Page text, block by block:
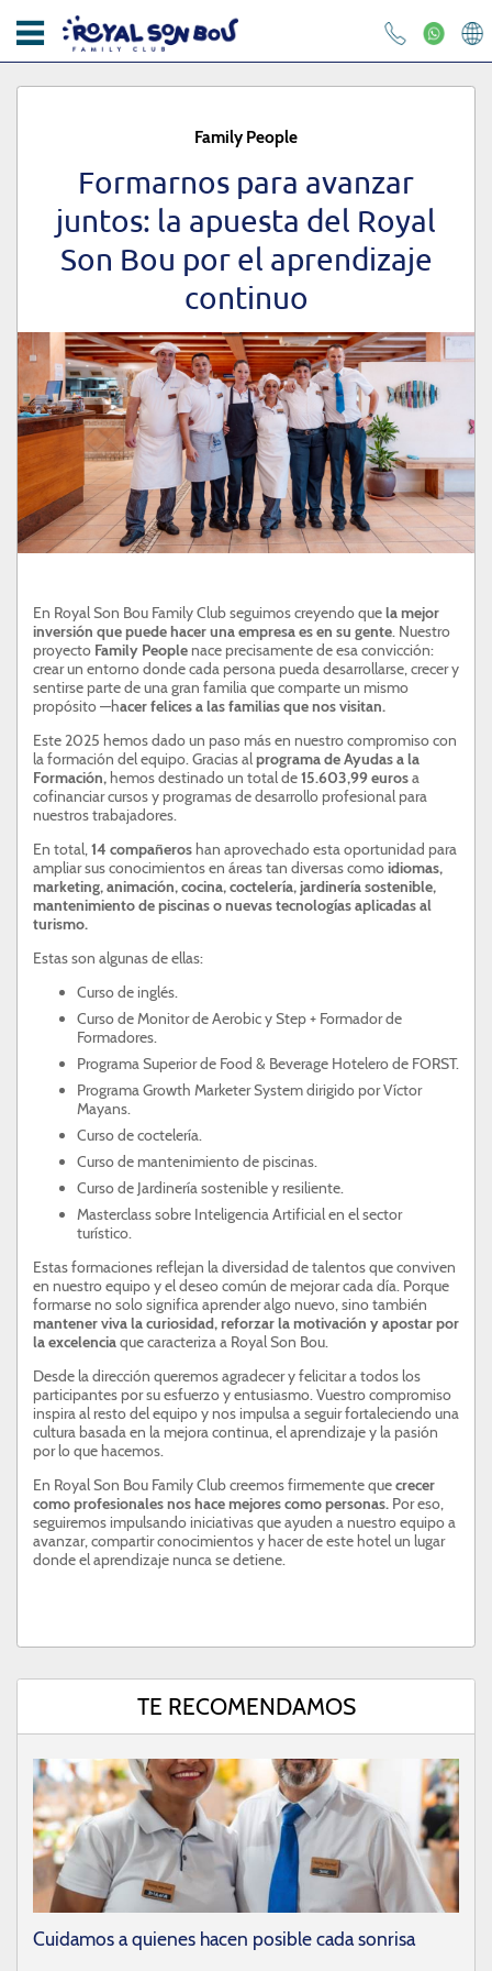
Correo electrónico
Contraseña
¿Has olvidado tu contraseña?
INICIAR SESIÓN
INICIO
ROYAL SON BOU
KIKOLAND
RESTAURANTES
FOTOS Y VÍDEOS
CONTACTO
OFERTAS
BLOG
RESPONSABILIDAD SOCIAL
ATENCIÓN AL CLIENTE
PROFESIONALES
Family People
Formarnos para avanzar
juntos: la apuesta del Royal
Son Bou por el aprendizaje
continuo
En Royal Son Bou Family Club seguimos creyendo quela mejor
inversión que puede hacer una empresa es en su gente. Nuestro
proyecto Family People nace precisamente de esa convicción:
crear un entorno donde cada persona pueda desarrollarse, crecer y
sentirse parte de una gran familia que comparte un mismo
propósito —hacer felices a las familias que nos visitan.
Este 2025 hemos dado un paso más en nuestro compromiso con
la formación del equipo. Gracias alprograma de Ayudas a la
Formación,hemos destinado un total de15.603,99 eurosa
cofinanciar cursos y programas de desarrollo profesional para
nuestros trabajadores.
En total,14 compañeroshan aprovechado esta oportunidad para
ampliar sus conocimientos en áreas tan diversas comoidiomas,
marketing, animación, cocina, coctelería, jardinería sostenible,
mantenimiento de piscinas o nuevas tecnologías aplicadas al
turismo.
Estas son algunas de ellas:
Curso de inglés.
Curso de Monitor de Aerobic y Step + Formador de
Formadores.
Programa Superior de Food & Beverage Hotelero de FORST.
Programa Growth Marketer System dirigido por Víctor
Mayans.
Curso de coctelería.
Curso de mantenimiento de piscinas.
Curso de Jardinería sostenible y resiliente.
Masterclass sobre Inteligencia Artificial en el sector
turístico.
Estas formaciones reflejan la diversidad de talentos que conviven
en nuestro equipo y el deseo común de mejorar cada día. Porque
formarse no solo significa aprender algo nuevo, sino también
mantener viva la curiosidad, reforzar la motivación y apostar por
la excelenciaque caracteriza a Royal Son Bou.
Desde la dirección queremos agradecer y felicitar a todos los
participantes por su esfuerzo y entusiasmo. Vuestro compromiso
inspira al resto del equipo y nos impulsa a seguir fortaleciendo una
cultura basada en la mejora continua, el aprendizaje y la pasión
por lo que hacemos.
En Royal Son Bou Family Club creemos firmemente quecrecer
como profesionales nos hace mejores como personas. Por eso,
seguiremos impulsando iniciativas que ayuden a nuestro equipo a
avanzar, compartir conocimientos y hacer de este hotel un lugar
donde el aprendizaje nunca se detiene.
TE RECOMENDAMOS
Cuidamos a quienes hacen posible cada sonrisa